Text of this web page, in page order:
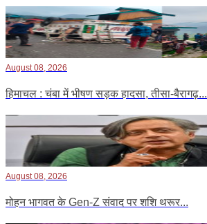
August 08, 2026
हिमाचल : चंबा में भीषण सड़क हादसा, तीसा-बैरागढ़...
August 08, 2026
मोहन भागवत के Gen-Z संवाद पर शशि थरूर...